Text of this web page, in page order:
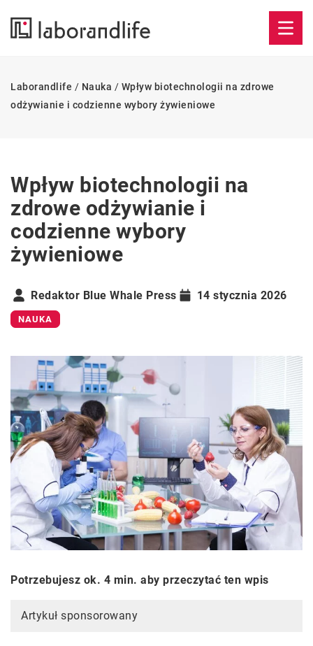
Laborandlife / Nauka / Wpływ biotechnologii na zdrowe
odżywianie i codzienne wybory żywieniowe
Wpływ biotechnologii na
zdrowe odżywianie i
codzienne wybory
żywieniowe
Redaktor Blue Whale Press 14 stycznia 2026
NAUKA
Potrzebujesz ok. 4 min. aby przeczytać ten wpis
Artykuł sponsorowany